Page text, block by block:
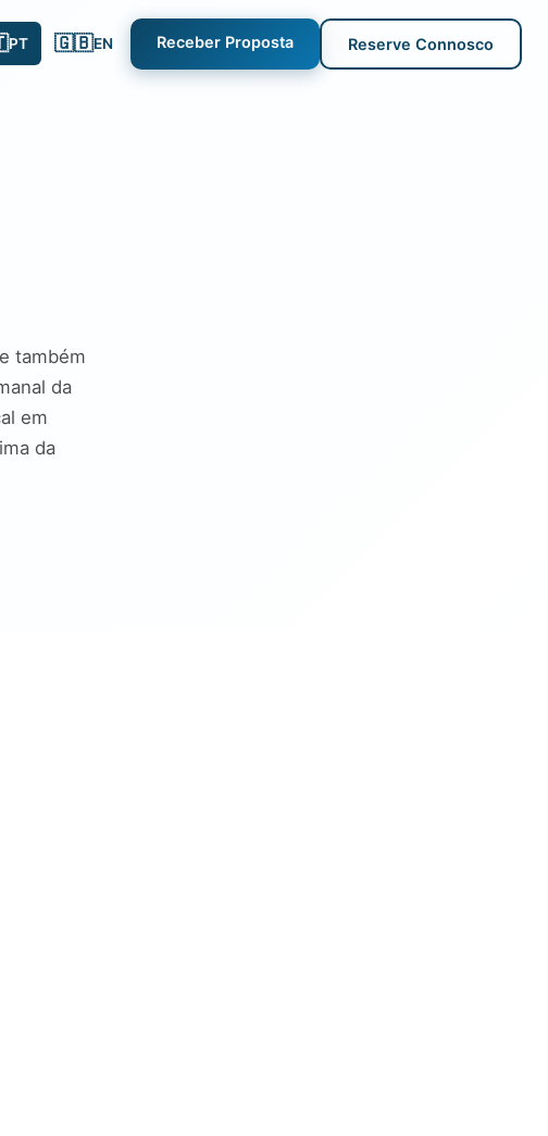
PT 🇬🇧EN Receber Proposta Reserve Connosco
também
da
em
da